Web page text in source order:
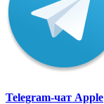
Telegram-чат Apple